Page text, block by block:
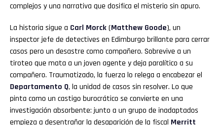
complejos y una narrativa que dosifica el misterio sin apuro.
La historia sigue a Carl Morck(Matthew Goode), un
inspector jefe de detectives en Edimburgo brillante para cerrar
casos pero un desastre como compañero. Sobrevive a un
tiroteo que mata a un joven agente y deja paralítico a su
compañero. Traumatizado, la fuerza lo relega a encabezar el
Departamento Q, la unidad de casos sin resolver. Lo que
pinta como un castigo burocrático se convierte en una
investigación absorbente: junto a un grupo de inadaptados
empieza a desentrañar la desaparición de la fiscal Merritt